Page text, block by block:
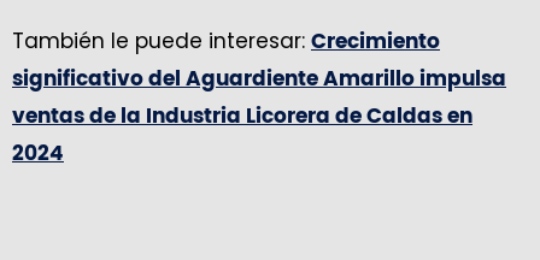
También le puede interesar: Crecimiento
significativo del Aguardiente Amarillo impulsa
ventas de la Industria Licorera de Caldas en
2024